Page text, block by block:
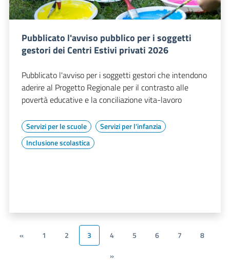
Pubblicato l'avviso pubblico per i soggetti
gestori dei Centri Estivi privati 2026
Pubblicato l'avviso per i soggetti gestori che intendono
aderire al Progetto Regionale per il contrasto alle
povertà educative e la conciliazione vita-lavoro
Servizi per le scuole
Servizi per l'infanzia
Inclusione scolastica
« 1 2 3 4 5 6 7
8
»